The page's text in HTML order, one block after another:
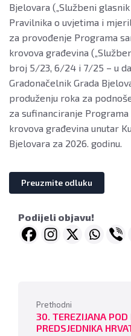
Bjelovara („Službeni
Pravilnika o uvjetima i
za provođenje Programa
krovova građevina
broj 5/23, 6/24 i 7/25 – u
Gradonačelnik Grada
produženju roka za
za sufinanciranje
krovova građevina unutar
Bjelovara za 2026. godinu.
Preuzmite odluku
Podijeli objavu!
Prethodni
30. TEREZIJANA
PREDSJEDNIKA